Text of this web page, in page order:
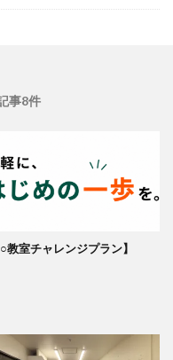
事8件
教室チャレンジプラン】